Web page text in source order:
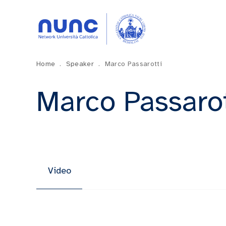
Home . Speaker . Marco Passarotti
Marco
Video